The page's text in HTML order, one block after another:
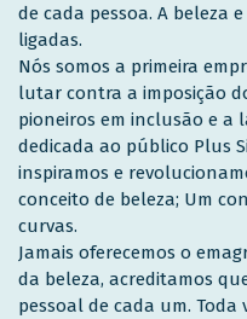
de cada pessoa. A beleza
ligadas.
Nós somos a primeira
lutar contra a imposição
pioneiros em inclusão e a
dedicada ao público Plus
inspiramos e
conceito de beleza; Um
curvas.
Jamais oferecemos o
da beleza, acreditamos
pessoal de cada um. Toda